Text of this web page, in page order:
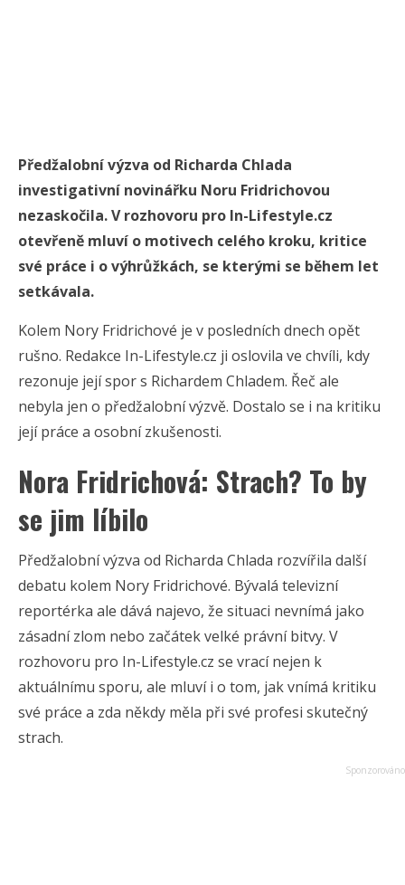
Předžalobní výzva od Richarda Chlada
investigativní novinářku Noru Fridrichovou
nezaskočila. V rozhovoru pro In-Lifestyle.cz
otevřeně mluví o motivech celého kroku, kritice
své práce i o výhrůžkách, se kterými se během let
setkávala.
Kolem Nory Fridrichové je v posledních dnech opět
rušno. Redakce In-Lifestyle.cz ji oslovila ve chvíli, kdy
rezonuje její spor s Richardem Chladem. Řeč ale
nebyla jen o předžalobní výzvě. Dostalo se i na kritiku
její práce a osobní zkušenosti.
Nora Fridrichová: Strach? To by
se jim líbilo
Předžalobní výzva od Richarda Chlada rozvířila další
debatu kolem Nory Fridrichové. Bývalá televizní
reportérka ale dává najevo, že situaci nevnímá jako
zásadní zlom nebo začátek velké právní bitvy. V
rozhovoru pro In-Lifestyle.cz se vrací nejen k
aktuálnímu sporu, ale mluví i o tom, jak vnímá kritiku
své práce a zda někdy měla při své profesi skutečný
strach.